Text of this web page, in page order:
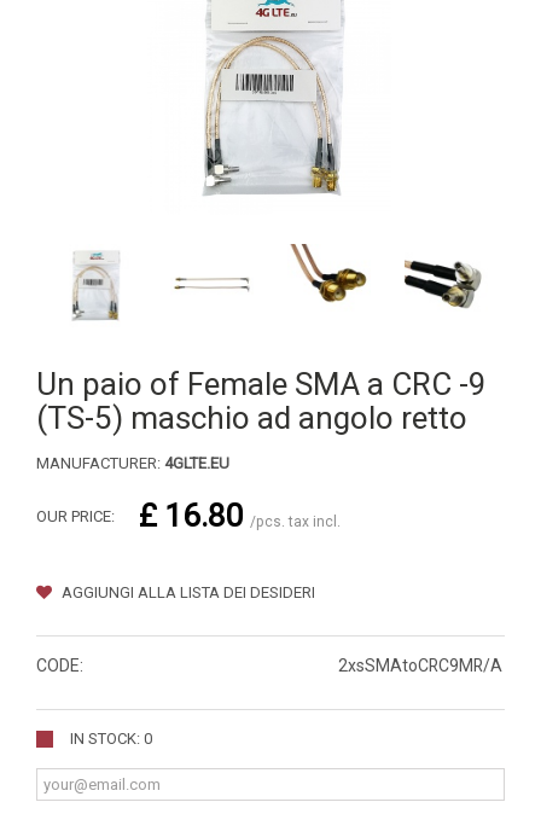
Un paio of Female SMA a CRC -9
(TS-5) maschio ad angolo retto
MANUFACTURER: 4GLTE.EU
OUR PRICE: £ 16.80 /pcs. tax incl.
AGGIUNGI ALLA LISTA DEI DESIDERI
CODE: 2xsSMAtoCRC9MR/A
IN STOCK: 0